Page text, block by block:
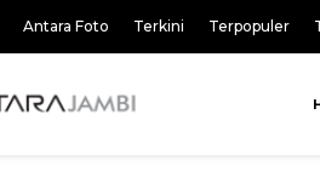
Antara Foto Terkini Terpopuler